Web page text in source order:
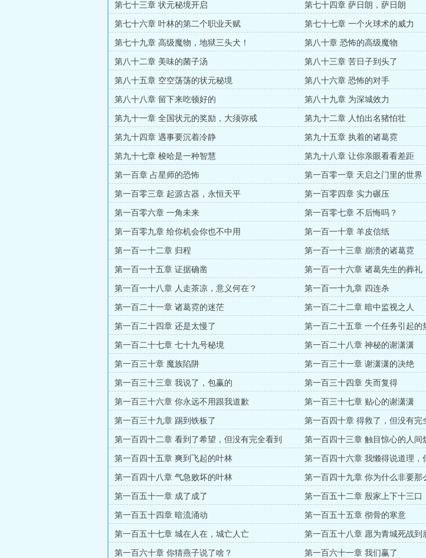
第七十三章 状元秘境开启 第七十四章 萨日朗，萨日朗
第七十六章 叶林的第二个职业天赋 第七十七章 一个火球术的威力
第七十九章 高级魔物，地狱三头犬！ 第八十章 恐怖的高级魔物
第八十二章 美味的菌子汤 第八十三章 苦日子到头了
第八十五章 空空荡荡的状元秘境 第八十六章 恐怖的对手
第八十八章 留下来吃顿好的 第八十九章 为深城效力
第九十一章 全国状元的奖励，大须弥戒 第九十二章 人怕出名猪怕壮
第九十四章 遇事要沉着冷静 第九十五章 执着的诸葛霓
第九十七章 梭哈是一种智慧 第九十八章 让你亲眼看看差距
第一百章 占星师的恐怖 第一百零一章 天启之门里的世界
第一百零三章 起源古器，永恒天平 第一百零四章 实力碾压
第一百零六章 一角未来 第一百零七章 不后悔吗？
第一百零九章 给你机会你也不中用 第一百一十章 羊皮信纸
第一百一十二章 归程 第一百一十三章 崩溃的诸葛霓
第一百一十五章 证据确凿 第一百一十六章 诸葛先生的葬礼
第一百一十八章 人走茶凉，意义何在？ 第一百一十九章 四连杀
第一百二十一章 诸葛霓的迷茫 第一百二十二章 暗中监视之人
第一百二十四章 还是太慢了 第一百二十五章 一个任务引起的
第一百二十七章 七十九号秘境 第一百二十八章 神秘的谢潇潇
第一百三十章 魔族陷阱 第一百三十一章 谢潇潇的决绝
第一百三十三章 我说了，包赢的 第一百三十四章 失而复得
第一百三十六章 你永远不用跟我道歉 第一百三十七章 贴心的谢潇潇
第一百三十九章 踢到铁板了 第一百四十章 得救了，但没有完
第一百四十二章 看到了希望，但没有完全看到 第一百四十三章 触目惊心的人间
第一百四十五章 爽到飞起的叶林 第一百四十六章 我懒得说道理，
第一百四十八章 气急败坏的叶林 第一百四十九章 你为什么非要那
第一百五十一章 成了成了 第一百五十二章 殷家上下十三口
第一百五十四章 暗流涌动 第一百五十五章 彻骨的寒意
第一百五十七章 城在人在，城亡人亡 第一百五十八章 愿为青城死战到
第一百六十章 你猜燕子说了啥？ 第一百六十一章 我们赢了